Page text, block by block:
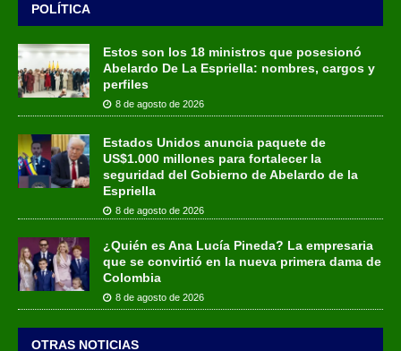
POLÍTICA
Estos son los 18 ministros que posesionó
Abelardo De La Espriella: nombres, cargos y
perfiles
8 de agosto de 2026
Estados Unidos anuncia paquete de
US$1.000 millones para fortalecer la
seguridad del Gobierno de Abelardo de la
Espriella
8 de agosto de 2026
¿Quién es Ana Lucía Pineda? La empresaria
que se convirtió en la nueva primera dama de
Colombia
8 de agosto de 2026
OTRAS NOTICIAS